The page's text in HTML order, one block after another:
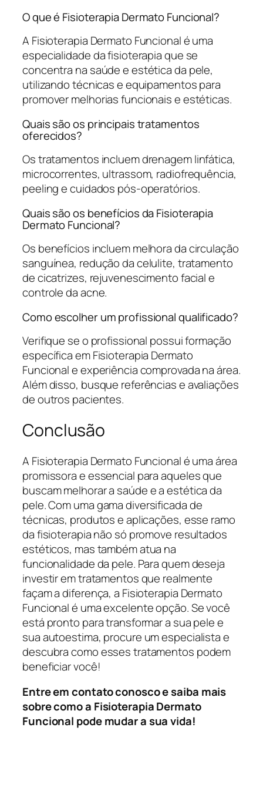
O que é Fisioterapia Dermato Funcional?
A Fisioterapia Dermato Funcional é uma
especialidade da fisioterapia que se
concentra na saúde e estética da pele,
utilizando técnicas e equipamentos para
promover melhorias funcionais e estéticas.
Quais são os principais tratamentos
oferecidos?
Os tratamentos incluem drenagem linfática,
microcorrentes, ultrassom, radiofrequência,
peeling e cuidados pós-operatórios.
Quais são os benefícios da Fisioterapia
Dermato Funcional?
Os benefícios incluem melhora da circulação
sanguínea, redução da celulite, tratamento
de cicatrizes, rejuvenescimento facial e
controle da acne.
Como escolher um profissional qualificado?
Verifique se o profissional possui formação
específica em Fisioterapia Dermato
Funcional e experiência comprovada na área.
Além disso, busque referências e avaliações
de outros pacientes.
Conclusão
A Fisioterapia Dermato Funcional é uma área
promissora e essencial para aqueles que
buscam melhorar a saúde e a estética da
pele. Com uma gama diversificada de
técnicas, produtos e aplicações, esse ramo
da fisioterapia não só promove resultados
estéticos, mas também atua na
funcionalidade da pele. Para quem deseja
investir em tratamentos que realmente
façam a diferença, a Fisioterapia Dermato
Funcional é uma excelente opção. Se você
está pronto para transformar a sua pele e
sua autoestima, procure um especialista e
descubra como esses tratamentos podem
beneficiar você!
Entre em contato conosco e saiba mais
sobre como a Fisioterapia Dermato
Funcional pode mudar a sua vida!